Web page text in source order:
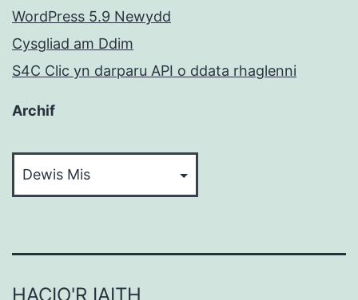
WordPress 5.9 Newydd
Cysgliad am Ddim
S4C Clic yn darparu API o ddata rhaglenni
Archif
HACIO'R IAITH